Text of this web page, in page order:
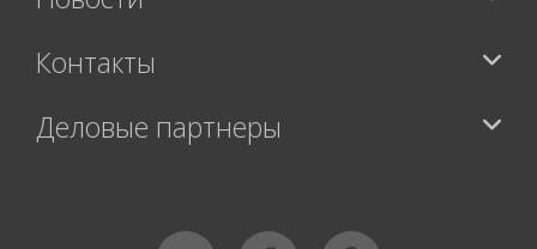
Контакты
Деловые партнеры